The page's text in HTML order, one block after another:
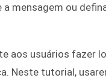
a mensagem ou
aos usuários fazer
Neste tutorial,